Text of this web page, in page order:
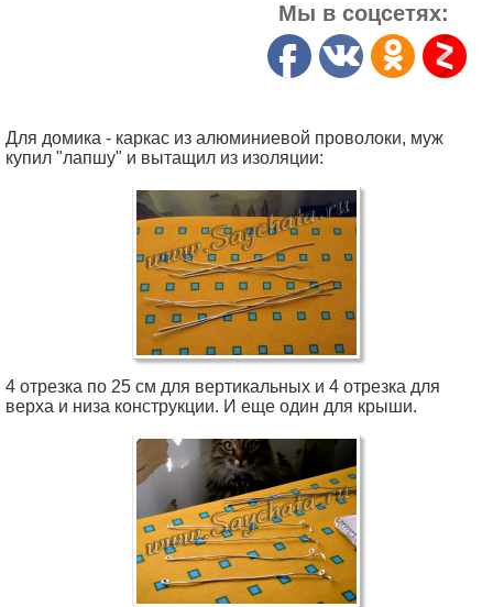
Мы в соцсетях:
Для домика - каркас из алюминиевой проволоки, муж
купил "лапшу" и вытащил из изоляции:
4 отрезка по 25 см для вертикальных и 4 отрезка для
верха и низа конструкции. И еще один для крыши.